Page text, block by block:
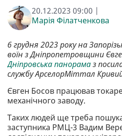
20.12.2023 09:00 |
Марія Філатченкова
6 грудня 2023 року на
воїн з Дніпропетровщини
Дніпровська панорамаз
службу АрселорМіттал Кривий
Євген Босов працював
механічного заводу.
Таких людей ще треба
заступника РМЦ-3 Вадим